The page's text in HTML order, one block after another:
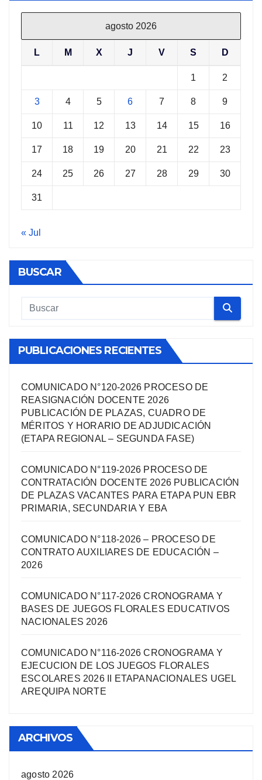
agosto 2026
L M X J V S D
1 2
3 4 5 6 7 8 9
10 11 12 13 14 15 16
17 18 19 20 21 22 23
24 25 26 27 28 29 30
31
« Jul
BUSCAR
PUBLICACIONES RECIENTES
COMUNICADO N°120-2026 PROCESO DE
REASIGNACIÓN DOCENTE 2026
PUBLICACIÓN DE PLAZAS, CUADRO DE
MÉRITOS Y HORARIO DE ADJUDICACIÓN
(ETAPA REGIONAL – SEGUNDA FASE)
COMUNICADO N°119-2026 PROCESO DE
CONTRATACIÓN DOCENTE 2026 PUBLICACIÓN
DE PLAZAS VACANTES PARA ETAPA PUN EBR
PRIMARIA, SECUNDARIA Y EBA
COMUNICADO N°118-2026 – PROCESO DE
CONTRATO AUXILIARES DE EDUCACIÓN –
2026
COMUNICADO N°117-2026 CRONOGRAMA Y
BASES DE JUEGOS FLORALES EDUCATIVOS
NACIONALES 2026
COMUNICADO N°116-2026 CRONOGRAMA Y
EJECUCION DE LOS JUEGOS FLORALES
ESCOLARES 2026 II ETAPANACIONALES UGEL
AREQUIPA NORTЕ
ARCHIVOS
agosto 2026